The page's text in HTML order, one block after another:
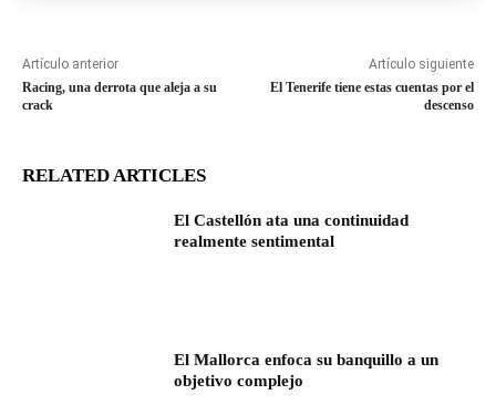
Artículo anterior
Racing, una derrota que aleja a su
crack
Artículo siguiente
El Tenerife tiene estas cuentas por el
descenso
RELATED ARTICLES
El Castellón ata una continuidad
realmente sentimental
El Mallorca enfoca su banquillo a un
objetivo complejo